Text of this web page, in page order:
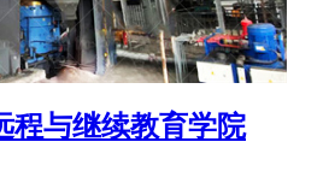
程与继续教育学院